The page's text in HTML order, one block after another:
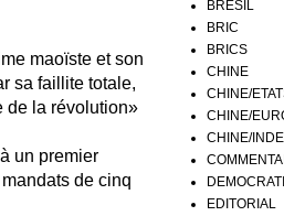
maoïste et son
sa faillite totale,
de la révolution»
un premier
de cinq
BRESIL
BRIC
BRICS
CHINE
CHINE/
CHINE/
CHINE/INDE
EDITORIAL